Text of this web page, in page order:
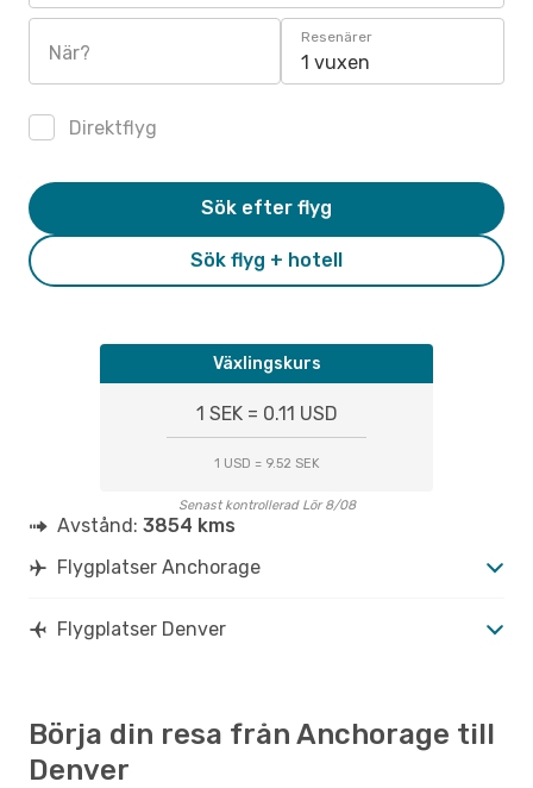
När?
Resenärer
1 vuxen
Direktflyg
Sök flyg + hotell
Sök efter flyg
Växlingskurs
1 SEK = 0.11 USD
1 USD = 9.52 SEK
Senast kontrollerad Lör 8/08
Avstånd: 3854 kms
Flygplatser Anchorage
Flygplatser Denver
Börja din resa från Anchorage till
Denver